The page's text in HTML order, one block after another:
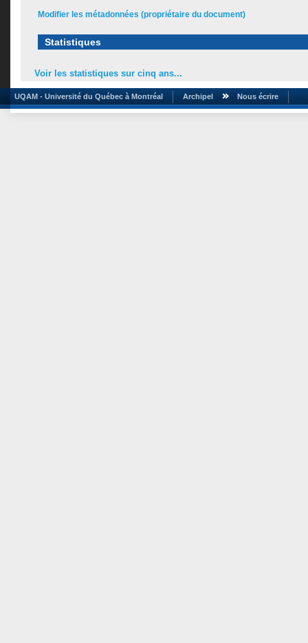
Modifier les métadonnées (propriétaire du document)
Statistiques
Voir les statistiques sur cinq ans...
UQAM - Université du Québec à Montréal Archipel Nous écrire